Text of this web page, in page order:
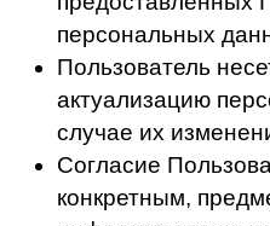
отзыва Пользователем
согласия, если иное не
Законодательством РФ.
Оператор обрабатывает
данные с
автоматизированных
неавтоматизированная